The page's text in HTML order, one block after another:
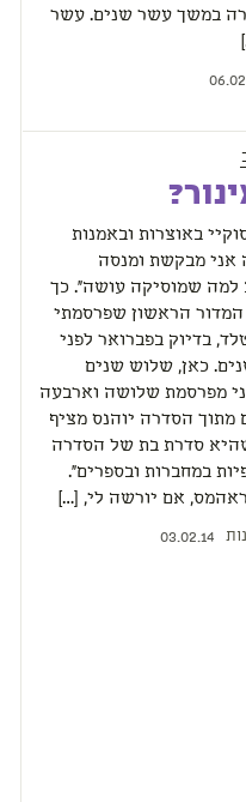
במשך עשר שנים. עשר
באוצרות ובאמנות
אני מבקשת ומנסה
למה שמוסיקה עושה". כך
המדור הראשון שפרסמתי
בדיוק בפברואר לפני
כאן, שלוש שנים
מפרסמת שלושה וארבעה
מתוך הסדרה יוהנס מציף
סדרת בת של הסדרה
במחברות ובספרים".
אם יורשה לי, […]
03.02.14